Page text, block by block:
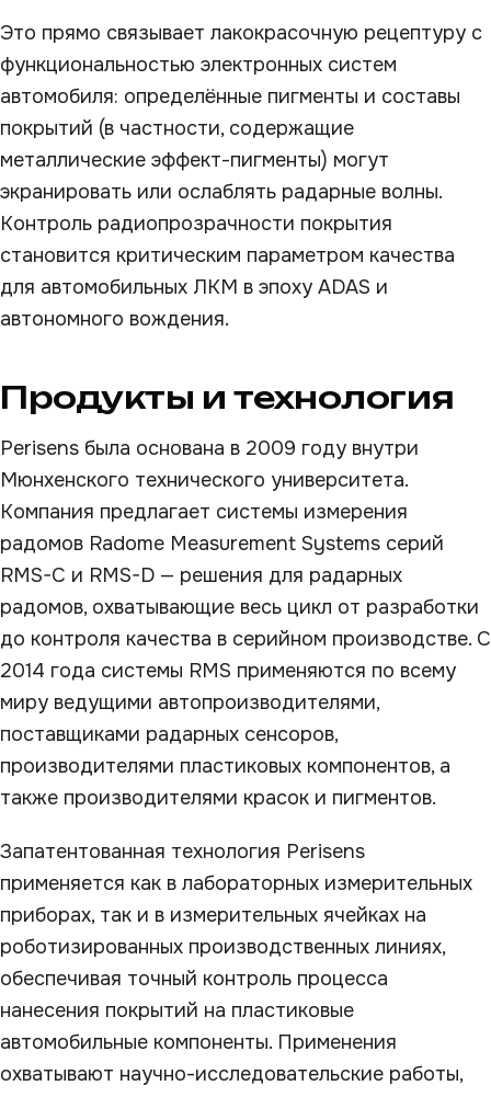
Это прямо связывает лакокрасочную рецептуру с
функциональностью электронных систем
автомобиля: определённые пигменты и составы
покрытий (в частности, содержащие
металлические эффект-пигменты) могут
экранировать или ослаблять радарные волны.
Контроль радиопрозрачности покрытия
становится критическим параметром качества
для автомобильных ЛКМ в эпоху ADAS и
автономного вождения.
Продукты и технология
Perisens была основана в 2009 году внутри
Мюнхенского технического университета.
Компания предлагает системы измерения
радомов Radome Measurement Systems серий
RMS-C и RMS-D — решения для радарных
радомов, охватывающие весь цикл от разработки
до контроля качества в серийном производстве. С
2014 года системы RMS применяются по всему
миру ведущими автопроизводителями,
поставщиками радарных сенсоров,
производителями пластиковых компонентов, а
также производителями красок и пигментов.
Запатентованная технология Perisens
применяется как в лабораторных измерительных
приборах, так и в измерительных ячейках на
роботизированных производственных линиях,
обеспечивая точный контроль процесса
нанесения покрытий на пластиковые
автомобильные компоненты. Применения
охватывают научно-исследовательские работы,